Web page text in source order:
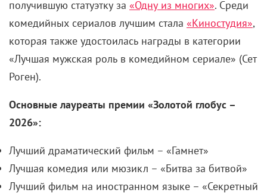
получившую статуэтку за «Одну из многих». Среди
комедийных сериалов лучшим стала «Киностудия»,
которая также удостоилась награды в категории
«Лучшая мужская роль в комедийном сериале» (Сет
Роген).
Основные лауреаты премии «Золотой глобус –
2026»:
Лучший драматический фильм – «Гамнет»
Лучшая комедия или мюзикл – «Битва за битвой»
Лучший фильм на иностранном языке – «Секретный